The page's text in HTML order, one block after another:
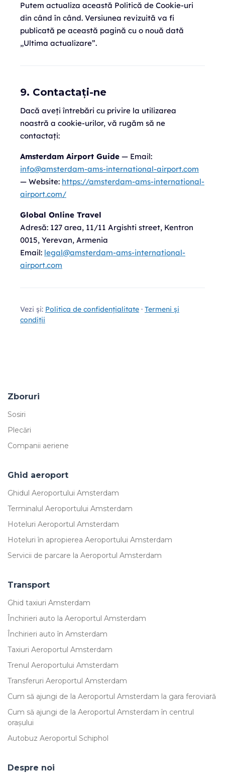
Putem actualiza această Politică de Cookie-uri
din când în când. Versiunea revizuită va fi
publicată pe această pagină cu o nouă dată
„Ultima actualizare”.
9. Contactați-ne
Dacă aveți întrebări cu privire la utilizarea
noastră a cookie-urilor, vă rugăm să ne
contactați:
Amsterdam Airport Guide — Email:
info@amsterdam-ams-international-airport.com
— Website: https://amsterdam-ams-international-
airport.com/
Global Online Travel
Adresă: 127 area, 11/11 Argishti street, Kentron
0015, Yerevan, Armenia
Email: legal@amsterdam-ams-international-
airport.com
Vezi și: Politica de confidențialitate · Termeni și
condiții
Zboruri
Sosiri
Plecări
Companii aeriene
Ghid aeroport
Ghidul Aeroportului Amsterdam
Terminalul Aeroportului Amsterdam
Hoteluri Aeroportul Amsterdam
Hoteluri în apropierea Aeroportului Amsterdam
Servicii de parcare la Aeroportul Amsterdam
Transport
Ghid taxiuri Amsterdam
Închirieri auto la Aeroportul Amsterdam
Închirieri auto în Amsterdam
Taxiuri Aeroportul Amsterdam
Trenul Aeroportului Amsterdam
Transferuri Aeroportul Amsterdam
Cum să ajungi de la Aeroportul Amsterdam la gara feroviară
Cum să ajungi de la Aeroportul Amsterdam în centrul
orașului
Autobuz Aeroportul Schiphol
Despre noi